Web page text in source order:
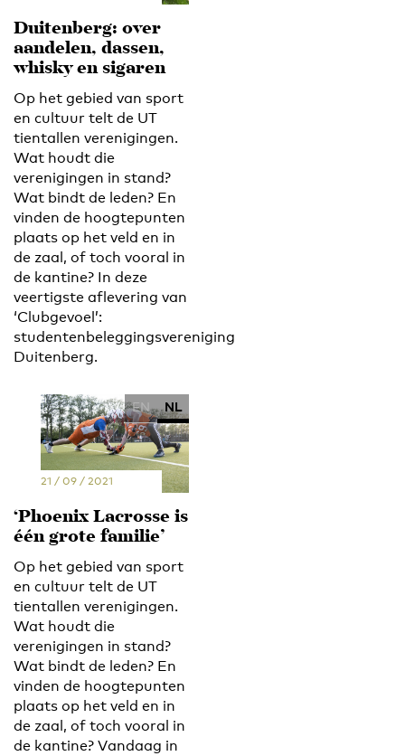
Duitenberg: over
aandelen, dassen,
whisky en sigaren
Op het gebied van sport
en cultuur telt de UT
tientallen verenigingen.
Wat houdt die
verenigingen in stand?
Wat bindt de leden? En
vinden de hoogtepunten
plaats op het veld en in
de zaal, of toch vooral in
de kantine? In deze
veertigste aflevering van
‘Clubgevoel’:
studentenbeleggingsvereniging
Duitenberg.
EN NL
21 / 09 / 2021
‘Phoenix Lacrosse is
één grote familie’
Op het gebied van sport
en cultuur telt de UT
tientallen verenigingen.
Wat houdt die
verenigingen in stand?
Wat bindt de leden? En
vinden de hoogtepunten
plaats op het veld en in
de zaal, of toch vooral in
de kantine? Vandaag in